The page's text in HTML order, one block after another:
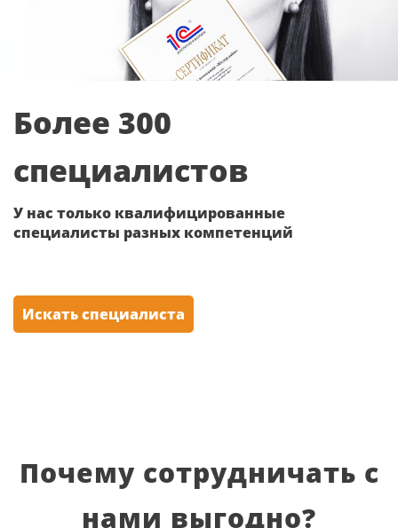
Более 300
специалистов
У нас только квалифицированные
специалисты разных компетенций
Искать специалиста
Почему сотрудничать с
нами выгодно?